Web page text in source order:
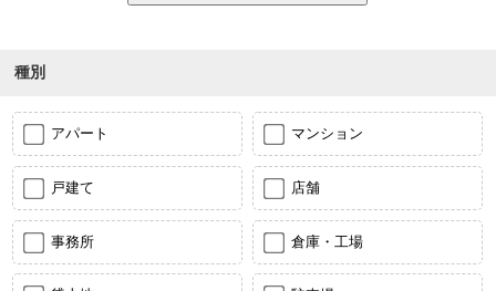
種別
アパート マンション
戸建て 店舗
事務所 倉庫・工場